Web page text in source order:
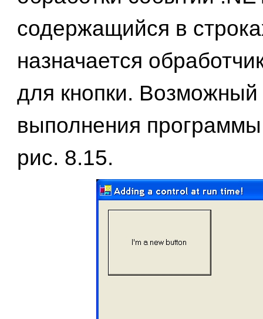
содержащийся в стро
назначается
для кнопки. Возможный
выполнения программы
рис. 8.15.